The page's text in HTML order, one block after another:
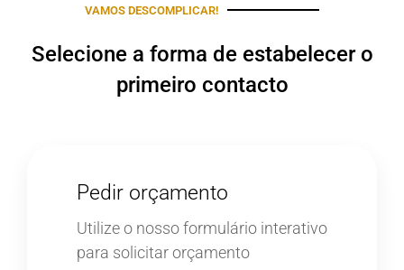
VAMOS DESCOMPLICAR!
Selecione a forma de estabelecer o
primeiro contacto
Pedir orçamento
Utilize o nosso formulário interativo
para solicitar orçamento